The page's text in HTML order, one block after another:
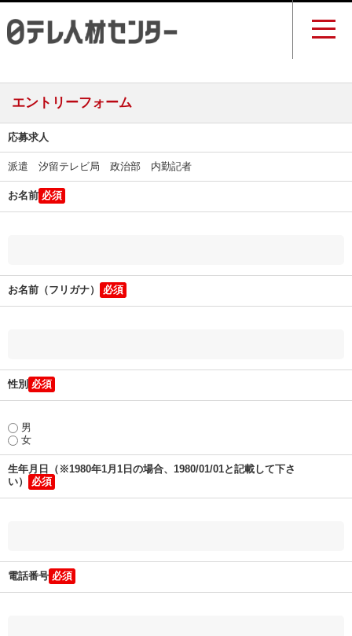
エントリーフォーム
応募求人
派遣 汐留テレビ局 政治部 内勤記者
お名前
お名前（フリガナ）
性別
男
女
生年月日（※1980年1月1日の場合、1980/01/01と記載して下さ
い）
電話番号